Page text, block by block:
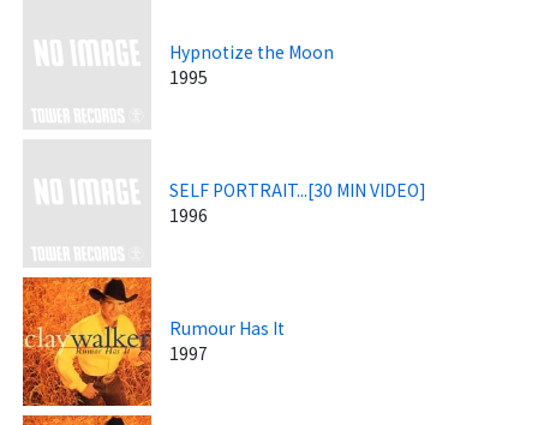
Hypnotize the Moon
1995
SELF PORTRAIT...[30 MIN VIDEO]
1996
Rumour Has It
1997